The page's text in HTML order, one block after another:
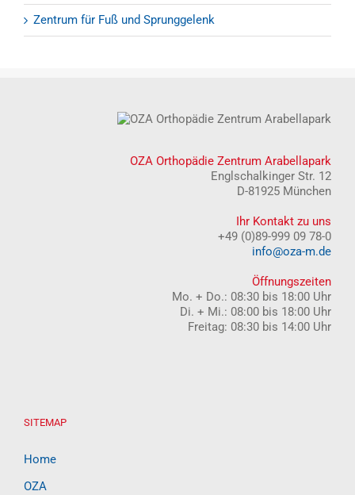
Zentrum für Fuß und Sprunggelenk
OZA Orthopädie Zentrum Arabellapark
Englschalkinger Str. 12
D-81925 München
Ihr Kontakt zu uns
+49 (0)89-999 09 78-0
info@oza-m.de
Öffnungszeiten
Mo. + Do.: 08:30 bis 18:00 Uhr
Di. + Mi.: 08:00 bis 18:00 Uhr
Freitag: 08:30 bis 14:00 Uhr
SITEMAP
Home
OZA